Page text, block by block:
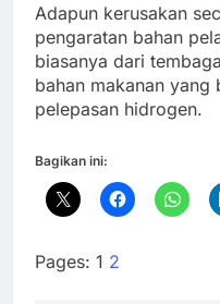
Adapun kerusakan
pengaratan bahan
biasanya dari
bahan makanan yang
pelepasan hidrogen.
Bagikan ini:
Pages: 1 2